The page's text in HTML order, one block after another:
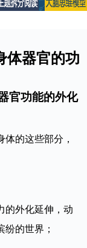
器官的功
官功能的外化
的这些部分，
的外化延伸，动
的世界；